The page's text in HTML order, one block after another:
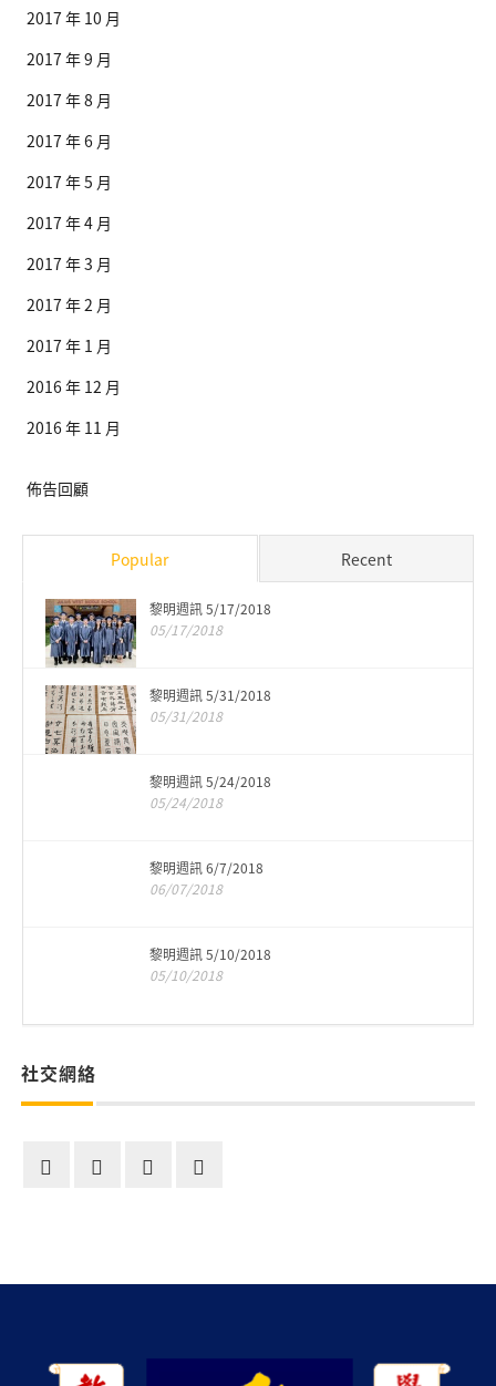
2017 年 10 月
2017 年 9 月
2017 年 8 月
2017 年 6 月
2017 年 5 月
2017 年 4 月
2017 年 3 月
2017 年 2 月
2017 年 1 月
2016 年 12 月
2016 年 11 月
佈告回顧
Popular Recent
黎明週訊 5/17/2018
05/17/2018
黎明週訊 5/31/2018
05/31/2018
黎明週訊 5/24/2018
05/24/2018
黎明週訊 6/7/2018
06/07/2018
黎明週訊 5/10/2018
05/10/2018
社交網絡